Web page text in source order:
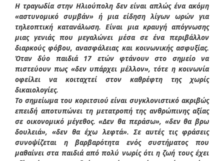
Η τραγωδία στην Ηλιούπολη δεν είναι απλώς ένα ακόμη
«αστυνομικό συμβάν» ή μια είδηση λίγων ωρών για
τηλεοπτική κατανάλωση. Είναι μια κραυγή απόγνωσης
μιας γενιάς που μεγαλώνει μέσα σε ένα περιβάλλον
διαρκούς φόβου, ανασφάλειας και κοινωνικής ασφυξίας.
Όταν δύο παιδιά 17 ετών φτάνουν στο σημείο να
πιστεύουν πως «δεν υπάρχει μέλλον», τότε η κοινωνία
οφείλει να κοιταχτεί στον καθρέφτη της χωρίς
δικαιολογίες.
Το σημείωμα του κοριτσιού είναι συγκλονιστικό ακριβώς
επειδή αποτυπώνει τη μετατροπή της ανθρώπινης αξίας
σε οικονομικό μέγεθος. «Δεν θα περάσω», «δεν θα βρω
δουλειά», «δεν θα έχω λεφτά». Σε αυτές τις φράσεις
συνοψίζεται η βαρβαρότητα ενός συστήματος που
μαθαίνει στα παιδιά από πολύ νωρίς ότι η ζωή τους έχει